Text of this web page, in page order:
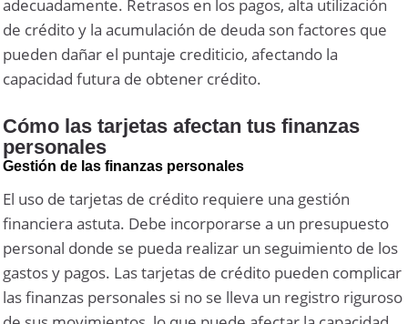
adecuadamente. Retrasos en los pagos, alta utilización
de crédito y la acumulación de deuda son factores que
pueden dañar el puntaje crediticio, afectando la
capacidad futura de obtener crédito.
Cómo las tarjetas afectan tus finanzas
personales
Gestión de las finanzas personales
El uso de tarjetas de crédito requiere una gestión
financiera astuta. Debe incorporarse a un presupuesto
personal donde se pueda realizar un seguimiento de los
gastos y pagos. Las tarjetas de crédito pueden complicar
las finanzas personales si no se lleva un registro riguroso